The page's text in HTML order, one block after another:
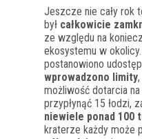
Jeszcze nie cały rok
był całkowicie
ze względu na
ekosystemu w
postanowiono
wprowadzono limity
możliwość dotarcia
przypłynąć 15 łodzi,
niewiele ponad 100
kraterze każdy może